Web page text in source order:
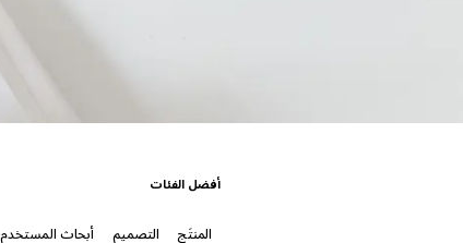
أفضل الفئات
المنتَج التصميم أبحاث المستخدم